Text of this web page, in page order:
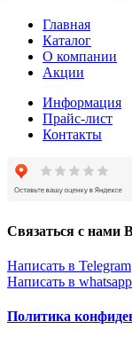
Главная
Каталог
О компании
Акции
Информация
Прайс-лист
Контакты
Связаться с нами
Написать в Telegram
Написать в whatsapp
Политика